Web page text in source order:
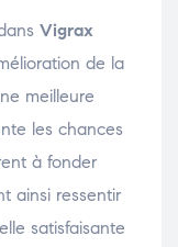
Vigrax
de la
meilleure
les chances
à fonder
ainsi ressentir
satisfaisante